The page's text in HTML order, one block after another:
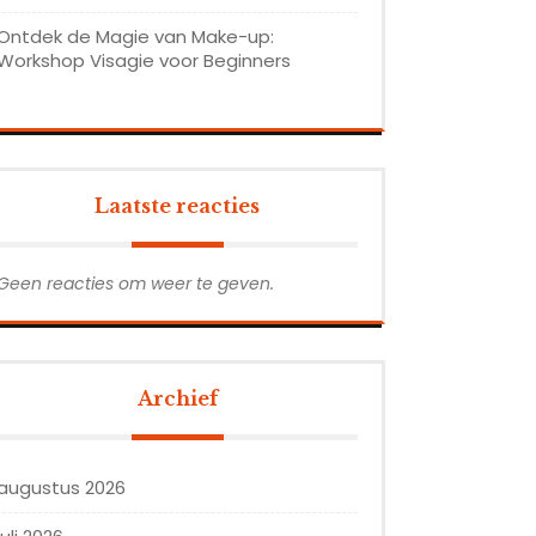
de Magie van Make-up:
Visagie voor Beginners
Laatste reacties
reacties om weer te geven.
Archief
2026